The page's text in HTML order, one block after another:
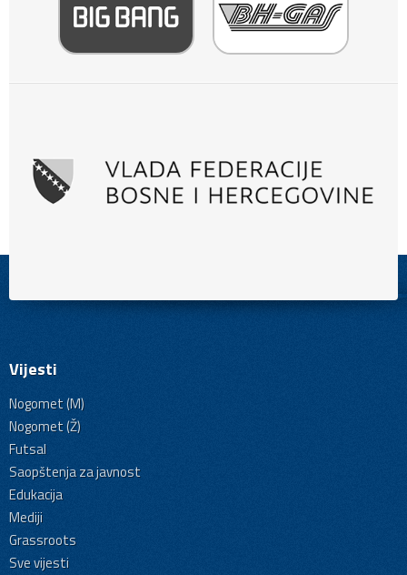
Vijesti
Nogomet (M)
Nogomet (Ž)
Futsal
Saopštenja za javnost
Edukacija
Mediji
Grassroots
Sve vijesti